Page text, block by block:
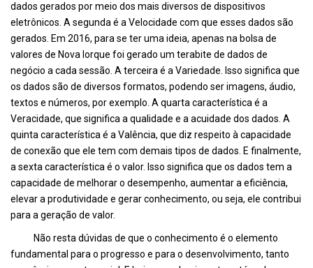
dados gerados por meio dos mais diversos de dispositivos
eletrônicos. A segunda é a Velocidade com que esses dados são
gerados. Em 2016, para se ter uma ideia, apenas na bolsa de
valores de Nova Iorque foi gerado um terabite de dados de
negócio a cada sessão. A terceira é a Variedade. Isso significa que
os dados são de diversos formatos, podendo ser imagens, áudio,
textos e números, por exemplo. A quarta característica é a
Veracidade, que significa a qualidade e a acuidade dos dados. A
quinta característica é a Valência, que diz respeito à capacidade
de conexão que ele tem com demais tipos de dados. E finalmente,
a sexta característica é o valor. Isso significa que os dados tem a
capacidade de melhorar o desempenho, aumentar a eficiência,
elevar a produtividade e gerar conhecimento, ou seja, ele contribui
para a geração de valor.
Não resta dúvidas de que o conhecimento é o elemento
fundamental para o progresso e para o desenvolvimento, tanto